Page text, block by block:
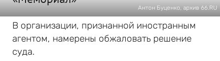
Антон Буценко, архив 66.RU
В организации, признанной иностранным
агентом, намерены обжаловать решение
суда.